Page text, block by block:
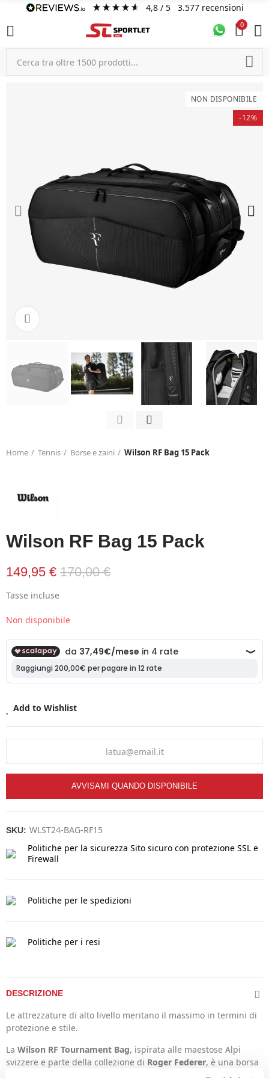
4,8/ 5 3.577 recensioni
0
NON DISPONIBILE
-12%
Home Tennis Borse e zaini Wilson RF Bag 15 Pack
Wilson RF Bag 15 Pack
149,95 € 170,00 €
Tasse incluse
Non disponibile
Add to Wishlist
AVVISAMI QUANDO DISPONIBILE
SKU: WLST24-BAG-RF15
Politiche per la sicurezza Sito sicuro con protezione SSL e
Firewall
Politiche per le spedizioni
Politiche per i resi
DESCRIZIONE
Le attrezzature di alto livello meritano il massimo in termini di
protezione e stile.
La Wilson RF Tournament Bag, ispirata alle maestose Alpi
svizzere e parte della collezione di Roger Federer, è una borsa